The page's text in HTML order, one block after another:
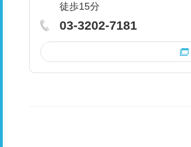
徒歩15分
03-3202-7181